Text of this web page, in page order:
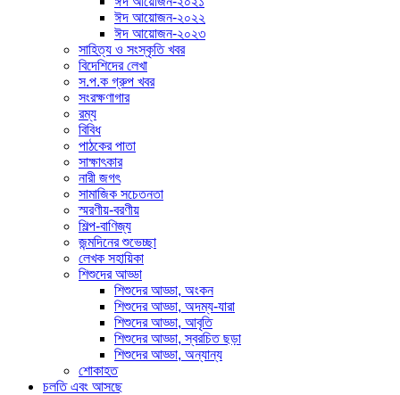
ঈদ আয়োজন-২০২২
ঈদ আয়োজন-২০২৩
সাহিত্য ও সংস্কৃতি খবর
বিদেশিদের লেখা
স.প.ক গ্রুপ খবর
সংরক্ষণাগার
রম্য
বিবিধ
পাঠকের পাতা
সাক্ষাৎকার
নারী জগৎ
সামাজিক সচেতনতা
স্মরণীয়-বরণীয়
শিল্প-বাণিজ্য
জন্মদিনের শুভেচ্ছা
লেখক সহায়িকা
শিশুদের আড্ডা
শিশুদের আড্ডা, অংকন
শিশুদের আড্ডা, অদম্য-যারা
শিশুদের আড্ডা, আবৃতি
শিশুদের আড্ডা, স্বরচিত ছড়া
শিশুদের আড্ডা, অন্যান্য
শোকাহত
চলতি এবং আসছে